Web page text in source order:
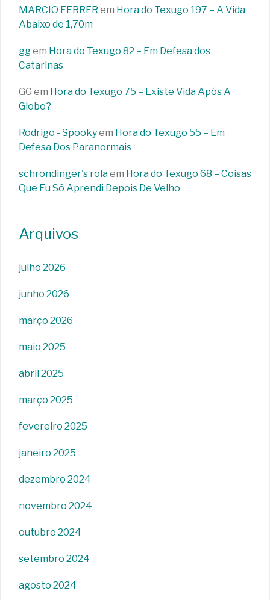
MARCIO FERRER em Hora do Texugo 197 – A Vida
Abaixo de 1,70m
ggem Hora do Texugo 82 – Em Defesa dos
Catarinas
GG em Hora do Texugo 75 – Existe Vida Após A
Globo?
Rodrigo - Spookyem Hora do Texugo 55 – Em
Defesa Dos Paranormais
schrondinger's rolaem Hora do Texugo 68 – Coisas
Que Eu Só Aprendi Depois De Velho
Arquivos
julho 2026
junho 2026
março 2026
maio 2025
abril 2025
março 2025
fevereiro 2025
janeiro 2025
dezembro 2024
novembro 2024
outubro 2024
setembro 2024
agosto 2024